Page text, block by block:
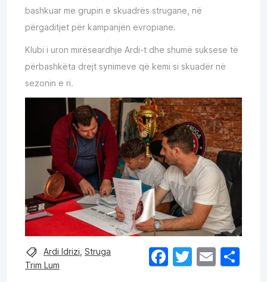
bashkuar me grupin e skuadrës strugane, në
përgaditjet për kampanjën evropiane.
Klubi i uron mirëseardhje Ardi-t dhe shumë suksese të
përbashkëta drejt synimeve që kemi si skuadër në
sezonin e ri.
Ardi Idrizi Struga
Trim Lum
Facebook
Twitter
Email